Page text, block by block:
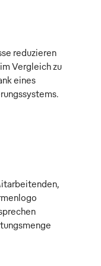
reduzieren
Vergleich zu
eines